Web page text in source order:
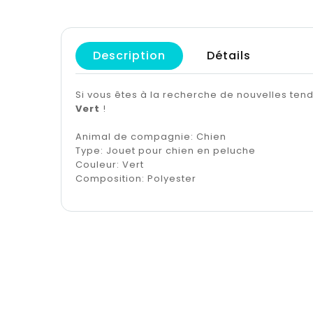
Description Détails
Si vous êtes à la recherche de nouvelles
Vert !
Animal de compagnie: Chien
Type: Jouet pour chien en peluche
Couleur: Vert
Composition: Polyester